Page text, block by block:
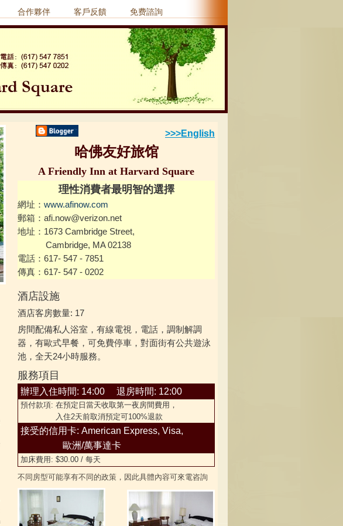
合作夥伴 客戶反饋 免费諮詢
>>>English
哈佛友好旅馆
A Friendly Inn at Harvard Square
理性消費者最明智的選擇
網址 ： www.afinow.com
郵箱 ： afi.now@verizon.net
地址 ： 1673 Cambridge Street,
Cambridge, MA 02138
電話 ： 617- 547 - 7851
傳真： 617- 547 - 0202
酒店設施
酒店客房數量: 17
房間配備私人浴室，有線電視，電話，調制解調
器，有歐式早餐，可免費停車，對面街有公共遊泳
池，全天24小時服務。
服務項目
辦理入住時間: 14:00 退房時間: 12:00
預付款項: 在預定日當天收取第一夜房間費用，
入住2天前取消預定可100%退款
接受的信用卡: American Express, Visa,
歐洲/萬事達卡
加床費用: $30.00 / 每天
不同房型可能享有不同的政策，因此具體內容可來電咨詢